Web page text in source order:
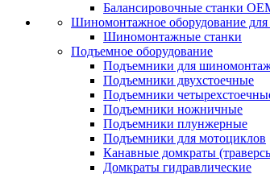
Балансировочные станки
Шиномонтажное оборудование для
Шиномонтажные станки
Подъемное оборудование
Подъемники для
Подъемники двухстоечные
Подъемники
Подъемники ножничные
Подъемники плунжерные
Подъемники для мотоциклов
Канавные домкраты
Домкраты гидравлические